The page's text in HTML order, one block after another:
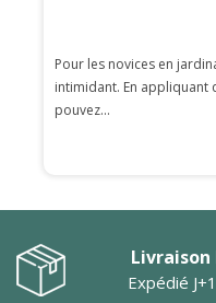
Pour les novices en
intimidant. En appliquant
pouvez...
Livraison
Expédié